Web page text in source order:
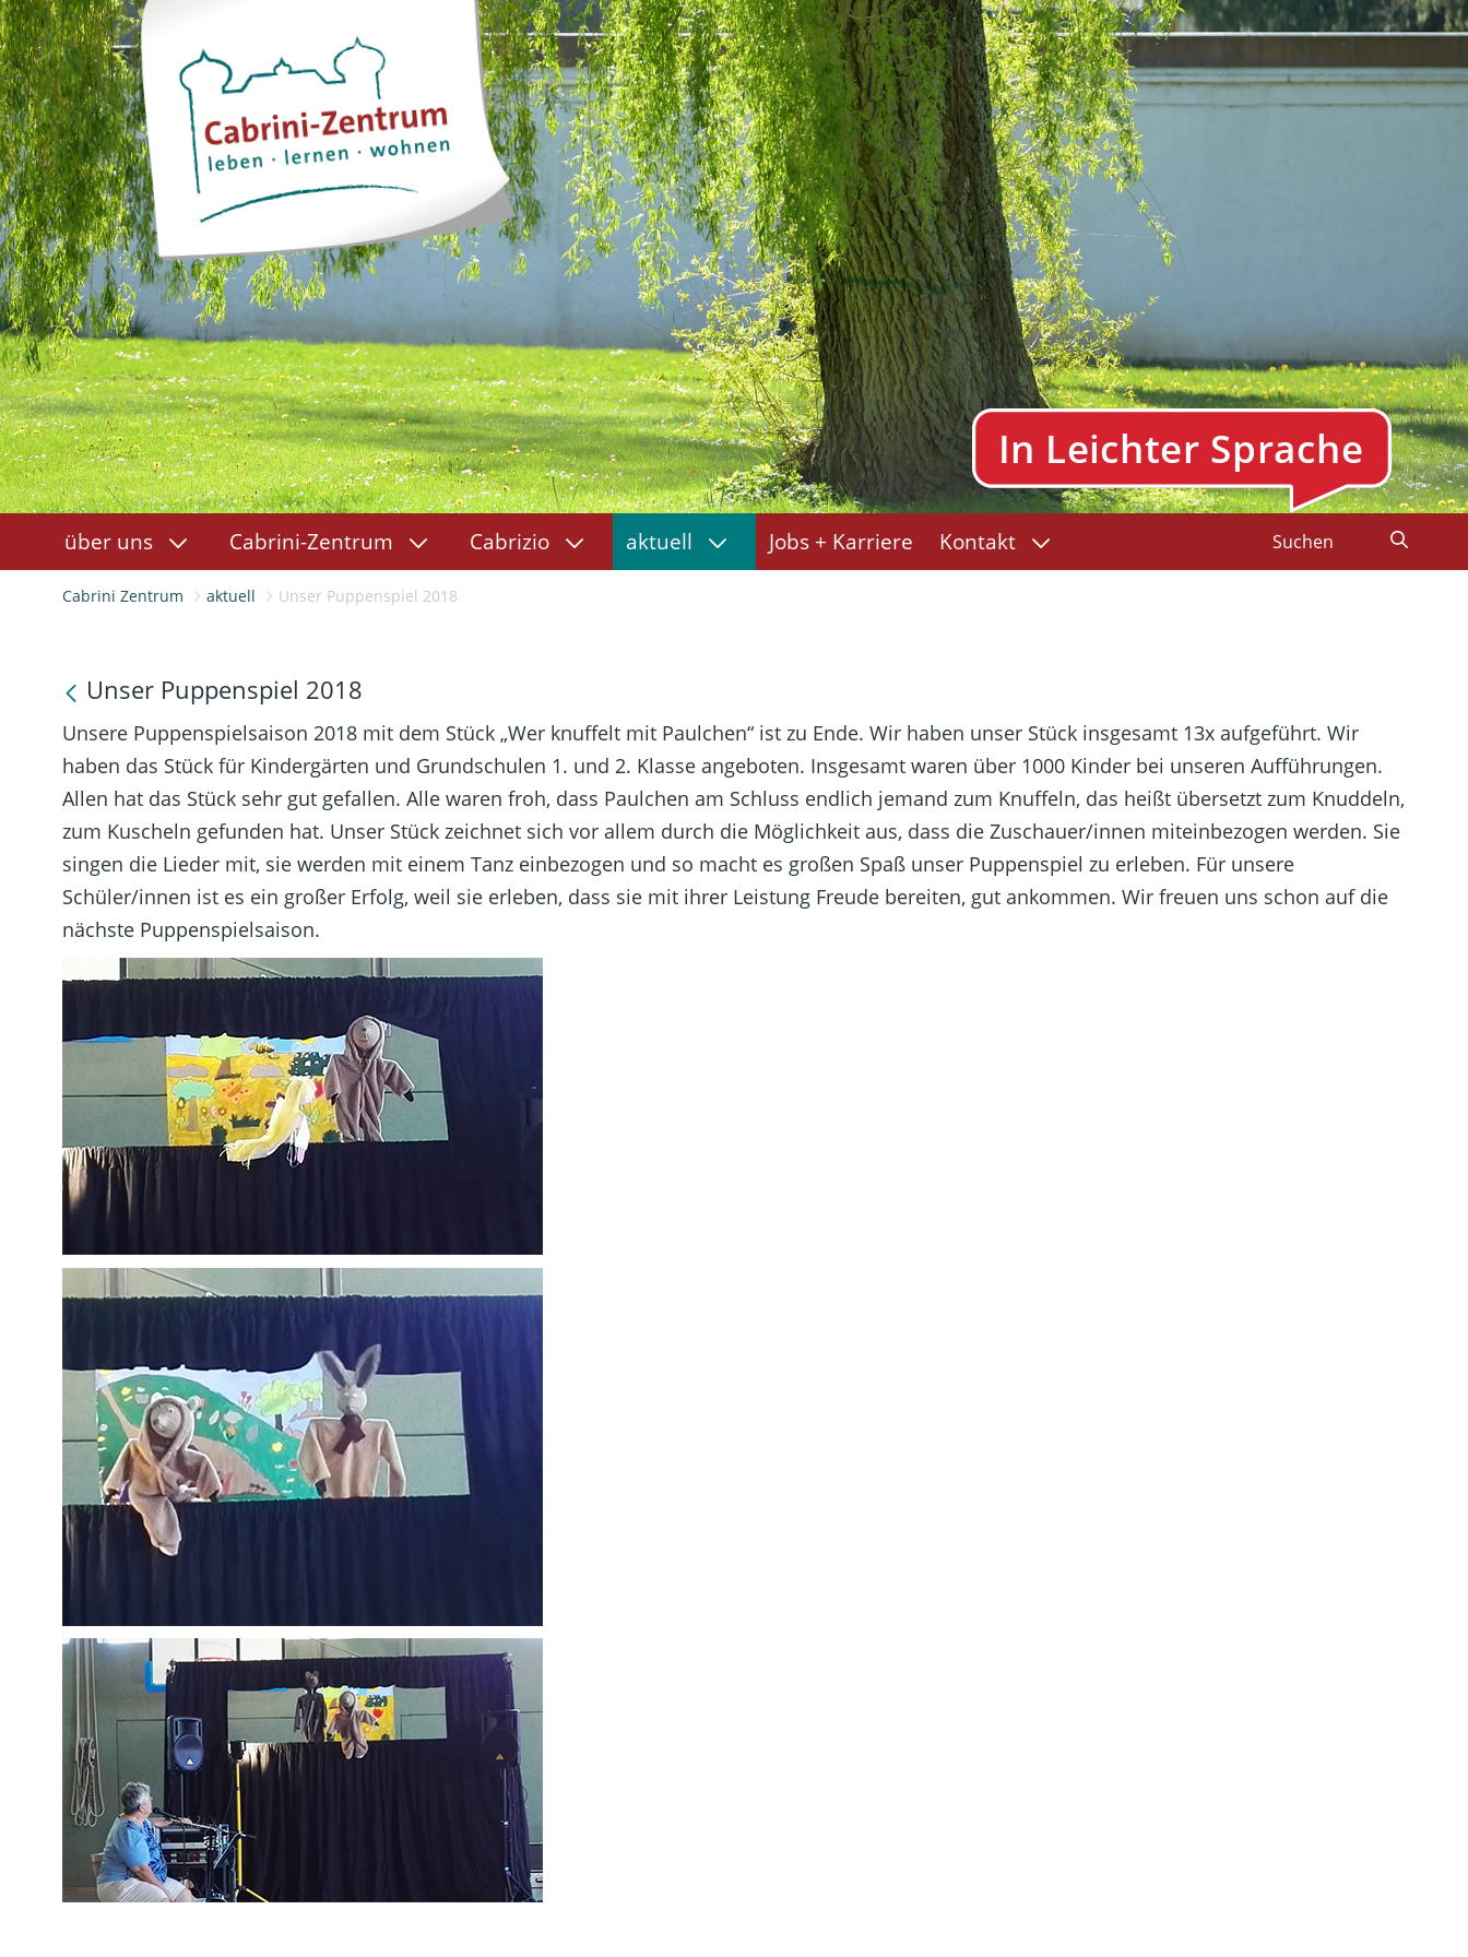
über uns Cabrini-Zentrum Cabrizio aktuell Jobs + Karriere Kontakt
Cabrini Zentrum aktuell Unser Puppenspiel 2018
Unser Puppenspiel 2018
Unsere Puppenspielsaison 2018 mit dem Stück „Wer knuffelt mit Paulchen“ ist zu Ende. Wir haben unser Stück insgesamt 13x aufgeführt. Wir
haben das Stück für Kindergärten und Grundschulen 1. und 2. Klasse angeboten. Insgesamt waren über 1000 Kinder bei unseren Aufführungen.
Allen hat das Stück sehr gut gefallen. Alle waren froh, dass Paulchen am Schluss endlich jemand zum Knuffeln, das heißt übersetzt zum Knuddeln,
zum Kuscheln gefunden hat. Unser Stück zeichnet sich vor allem durch die Möglichkeit aus, dass die Zuschauer/innen miteinbezogen werden. Sie
singen die Lieder mit, sie werden mit einem Tanz einbezogen und so macht es großen Spaß unser Puppenspiel zu erleben. Für unsere
Schüler/innen ist es ein großer Erfolg, weil sie erleben, dass sie mit ihrer Leistung Freude bereiten, gut ankommen. Wir freuen uns schon auf die
nächste Puppenspielsaison.